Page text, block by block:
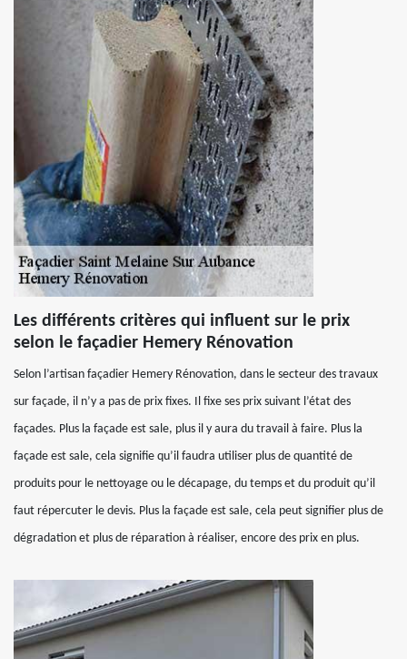
Les différents critères qui influent sur le prix
selon le façadier Hemery Rénovation
Selon l’artisan façadier Hemery Rénovation, dans le secteur des travaux
sur façade, il n’y a pas de prix fixes. Il fixe ses prix suivant l’état des
façades. Plus la façade est sale, plus il y aura du travail à faire. Plus la
façade est sale, cela signifie qu’il faudra utiliser plus de quantité de
produits pour le nettoyage ou le décapage, du temps et du produit qu’il
faut répercuter le devis. Plus la façade est sale, cela peut signifier plus de
dégradation et plus de réparation à réaliser, encore des prix en plus.